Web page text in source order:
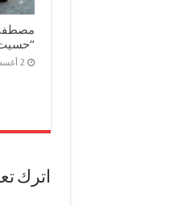
2 أغسطس، 2026
اترك